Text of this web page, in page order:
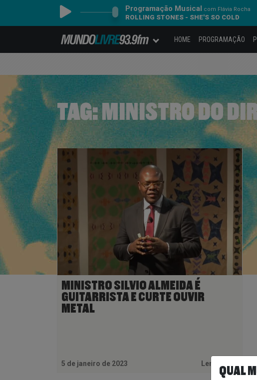
Programação Musical com Flávia Rocha
ROLLING STONES - SHE'S SO COLD
HOME PROGRAMAÇÃO
TAG:MINISTRO DO
MINISTRO SILVIO ALMEIDA É
GUITARRISTA E CURTE OUVIR
METAL
5 de janeiro de 2023 Ler Mais
QUAL